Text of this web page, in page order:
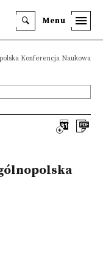
Menu
Konferencja Naukowa